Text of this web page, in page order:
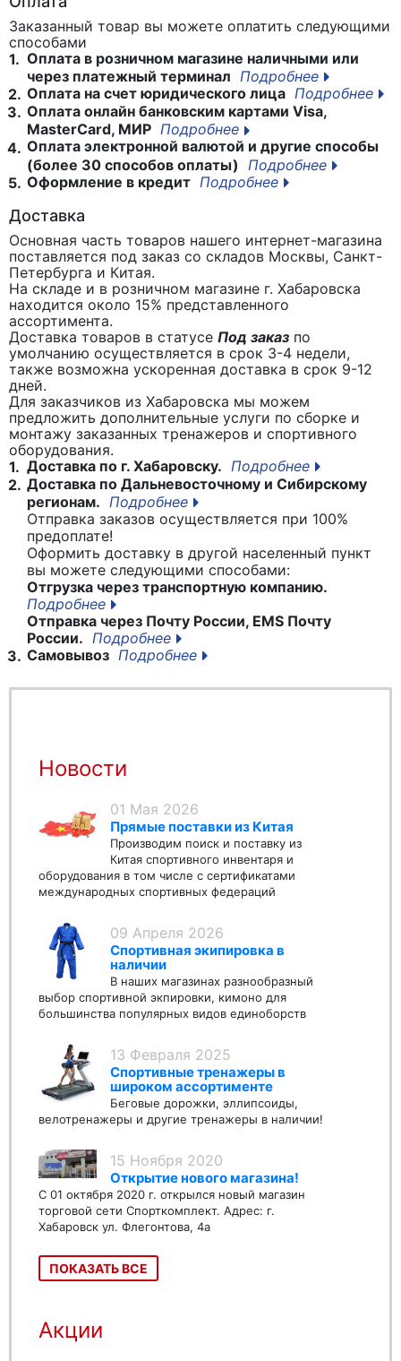
Заказанный товар вы можете оплатить следующими
способами
1. Оплата в розничном магазине наличными или
через платежный терминал Подробнее
2. Оплата на счет юридического лица Подробнее
3. Оплата онлайн банковским картами Visa,
MasterCard, МИР Подробнее
4. Оплата электронной валютой и другие способы
(более 30 способов оплаты)
Подробнее
5. Оформление в кредит Подробнее
Доставка
Основная часть товаров нашего интернет-магазина
поставляется под заказ со складов Москвы, Санкт-
Петербурга и Китая.
На складе и в розничном магазине г. Хабаровска
находится около 15% представленного
ассортимента.
Доставка товаров в статусе Под заказ по
умолчанию осуществляется в срок 3-4 недели,
также возможна ускоренная доставка в срок 9-12
дней.
Для заказчиков из Хабаровска мы можем
предложить дополнительные услуги по сборке и
монтажу заказанных тренажеров и спортивного
оборудования.
1. Доставка по г. Хабаровску. Подробнее
2. Доставка по Дальневосточному и Сибирскому
регионам. Подробнее
Отправка заказов осуществляется при 100%
предоплате!
Оформить доставку в другой населенный пункт
вы можете следующими способами:
Отгрузка через транспортную компанию.
Подробнее
Отправка через Почту России, EMS Почту
России. Подробнее
3. Самовывоз Подробнее
Новости
01 Мая 2026
Прямые поставки из Китая
Производим поиск и поставку из
Китая спортивного инвентаря и
оборудования в том числе с сертификатами
международных спортивных федераций
09 Апреля 2026
Спортивная экипировка в
наличии
В наших магазинах разнообразный
выбор спортивной экпировки, кимоно для
большинства популярных видов единоборств
13 Февраля 2025
Спортивные тренажеры в
широком ассортименте
Беговые дорожки, эллипсоиды,
велотренажеры и другие тренажеры в наличии!
15 Ноября 2020
Открытие нового магазина!
С 01 октября 2020 г. открылся новый магазин
торговой сети Спорткомплект. Адрес: г.
Хабаровск ул. Флегонтова, 4а
ПОКАЗАТЬ ВСЕ
Акции